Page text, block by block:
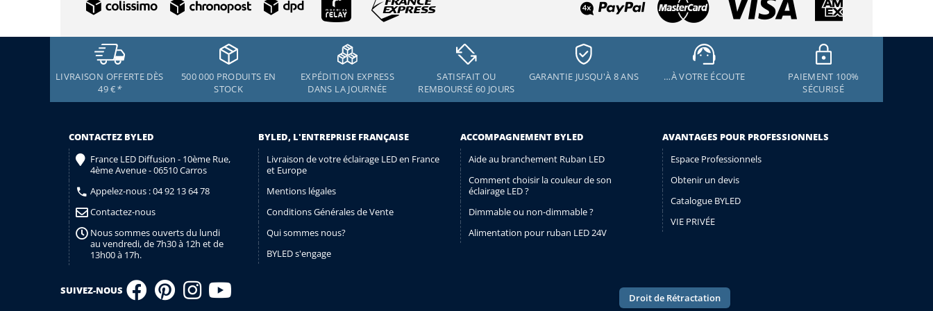
LIVRAISON OFFERTE DÈS
49 €*
500 000 PRODUITS EN
STOCK
EXPÉDITION EXPRESS
DANS LA JOURNÉE
SATISFAIT OU
REMBOURSÉ 60 JOURS
GARANTIE JUSQU'À 8 ANS …À VOTRE ÉCOUTE
PAIEMENT 100%
SÉCURISÉ
CONTACTEZ BYLED
France LED Diffusion - 10ème Rue,
4ème Avenue - 06510 Carros
Appelez-nous :04 92 13 64 78
Contactez-nous
Nous sommes ouverts du lundi
au vendredi, de 7h30 à 12h et de
13h00 à 17h.
BYLED, L'ENTREPRISE FRANÇAISE
Livraison de votre éclairage LED en France
et Europe
Mentions légales
Conditions Générales de Vente
Qui sommes nous?
BYLED s'engage
ACCOMPAGNEMENT BYLED
Aide au branchement Ruban LED
Comment choisir la couleur de son
éclairage LED ?
Dimmable ou non-dimmable ?
Alimentation pour ruban LED 24V
AVANTAGES POUR PROFESSIONNELS
Espace Professionnels
Obtenir un devis
Catalogue BYLED
VIE PRIVÉE
SUIVEZ-NOUS
Droit de Rétractation